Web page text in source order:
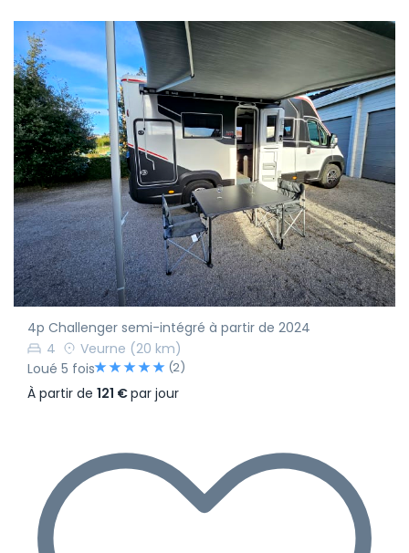
4p Challenger semi-intégré à partir de 2024
4
Veurne (20 km)
Loué 5 fois
(2)
À partir de 121 €par jour